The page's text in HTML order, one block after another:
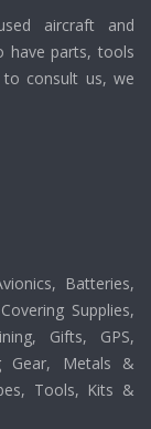
aircraft and
have parts, tools
consult us, we
Batteries,
Supplies,
Gifts, GPS,
Gear, Metals &
Tools, Kits &